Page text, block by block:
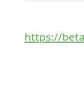
https://